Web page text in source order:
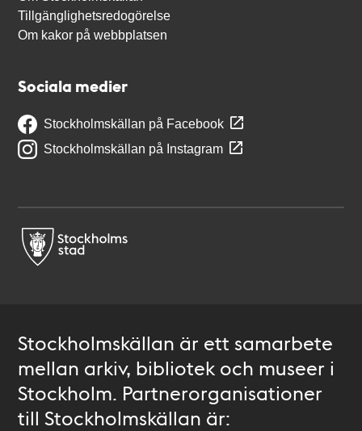
Tillgänglighetsredogörelse
Om kakor på webbplatsen
Sociala medier
Stockholmskällan på Facebook
Stockholmskällan på Instagram
Stockholmskällan är ett samarbete
mellan arkiv, bibliotek och museer i
Stockholm. Partnerorganisationer
till Stockholmskällan är: